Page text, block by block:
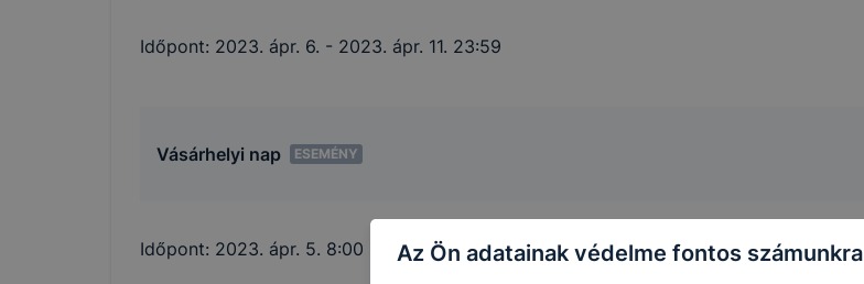
Időpont: 2023. ápr. 6. - 2023. ápr. 11. 23:59
Vásárhelyi nap ESEMÉNY
Időpont: 2023. ápr. 5. 8:00 - 2023. ápr. 5. 12:00
Az Ön adatainak védelme fontos számunkra